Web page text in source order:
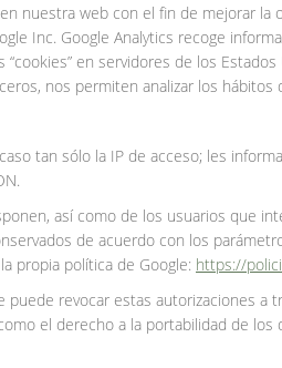
nuestra web con el fin de mejorar
Inc. Google Analytics recoge
en servidores de los Estados
nos permiten analizar los
tan sólo la IP de acceso; les
así como de los usuarios que
de acuerdo con los
propia política de Google: https://
revocar estas autorizaciones a
el derecho a la portabilidad de los